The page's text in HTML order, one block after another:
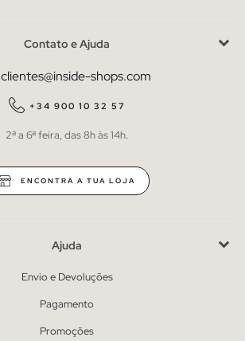
Contato e Ajuda
clientes@inside-shops.com
+34 900 10 32 57
2ª a 6ª feira, das 8h às 14h.
ENCONTRA A TUA LOJA
Ajuda
Envio e Devoluções
Pagamento
Promoções